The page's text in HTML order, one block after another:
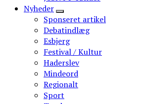
Nyheder
Sponseret artikel
Debatindlæg
Esbjerg
Festival / Kultur
Haderslev
Mindeord
Regionalt
Sport